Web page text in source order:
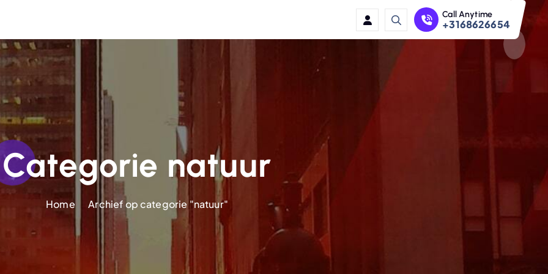
Call Anytime
+3168626654
Categorie natuur
Home Archief op categorie "natuur"